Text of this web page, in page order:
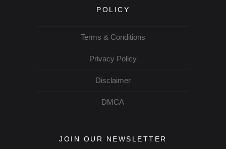
POLICY
Terms & Conditions
Privacy Policy
Disclaimer
DMCA
JOIN OUR NEWSLETTER